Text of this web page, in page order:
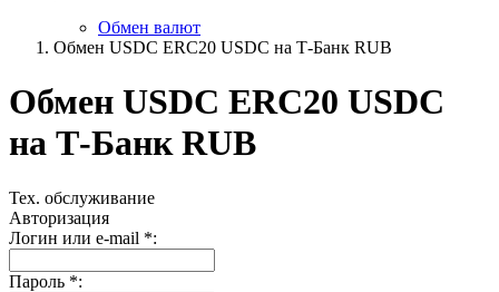
Обмен валют
Обмен USDC ERC20 USDC на Т-Банк RUB
Обмен USDC ERC20 USDC
на Т-Банк RUB
Тех. обслуживание
Авторизация
Логин или e-mail *:
Пароль *: